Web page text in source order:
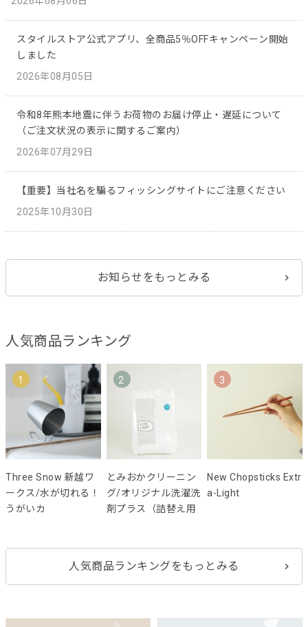
スタイルストア公式アプリ、全商品5％OFFキャンペーン開始
しました
2026年08月05日
令和8年熊本地震に伴うお荷物のお届け停止・遅延について
（ご注文状況の表示に関するご案内）
2026年07月29日
【重要】当社名を騙るフィッシングサイトにご注意ください
2025年10月30日
お知らせをもっとみる
人気商品ランキング
1
Three Snow 新越ワ
ークス/水が切れる！
うがいカ
2
とみおかクリーニン
グ/オリジナル洗濯洗
剤プラス（詰替え用
3
New Chopsticks Extr
a-Light
人気商品ランキングをもっとみる